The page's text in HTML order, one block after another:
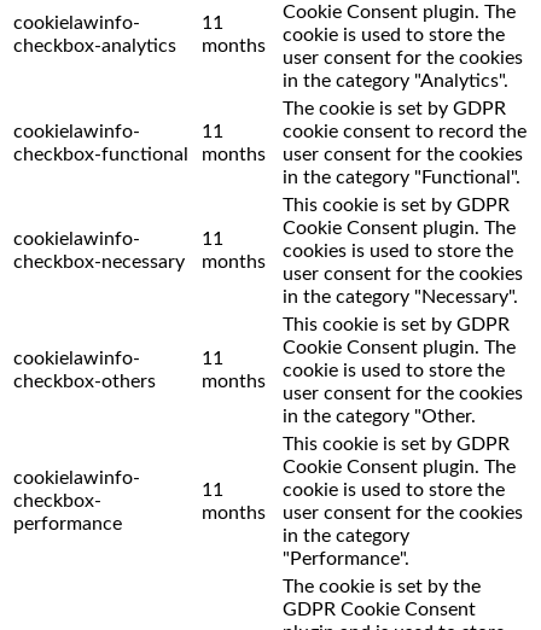
cookielawinfo-
checkbox-analytics
11
months
Cookie Consent plugin. The
cookie is used to store the
user consent for the cookies
in the category "Analytics".
cookielawinfo-
checkbox-functional
11
months
The cookie is set by GDPR
cookie consent to record the
user consent for the cookies
in the category "Functional".
cookielawinfo-
checkbox-necessary
11
months
This cookie is set by GDPR
Cookie Consent plugin. The
cookies is used to store the
user consent for the cookies
in the category "Necessary".
cookielawinfo-
checkbox-others
11
months
This cookie is set by GDPR
Cookie Consent plugin. The
cookie is used to store the
user consent for the cookies
in the category "Other.
cookielawinfo-
checkbox-
performance
11
months
This cookie is set by GDPR
Cookie Consent plugin. The
cookie is used to store the
user consent for the cookies
in the category
"Performance".
The cookie is set by the
GDPR Cookie Consent